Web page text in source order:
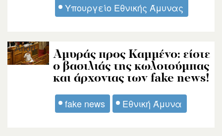
Υπουργείο Εθνικής Άμυνας
Aμυράς προς Καμμένο: είστε
ο βασιλιάς της κωλοτούμπας
και άρχοντας των fake news!
fake news Εθνική Άμυνα
Andri